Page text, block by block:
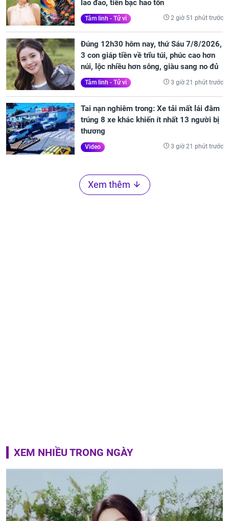
lao đao, tiền bạc hao tốn
Tâm linh - Tử vi 2 giờ 51 phút trước
Đúng 12h30 hôm nay, thứ Sáu 7/8/2026,
3 con giáp tiền về trĩu túi, phúc cao hơn
núi, lộc nhiều hơn sông, giàu sang no đủ
Tâm linh - Tử vi 3 giờ 21 phút trước
Tai nạn nghiêm trong: Xe tải mất lái đâm
trúng 8 xe khác khiến ít nhất 13 người bị
thương
Video 3 giờ 21 phút trước
Xem thêm
XEM NHIỀU TRONG NGÀY